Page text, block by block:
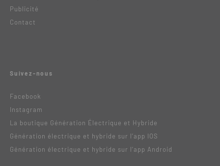
Publicité
Contact
Suivez-nous
Facebook
Instagram
La boutique Génération Électrique et Hybride
Génération électrique et hybride sur l’app IOS
Génération électrique et hybride sur l’app Android